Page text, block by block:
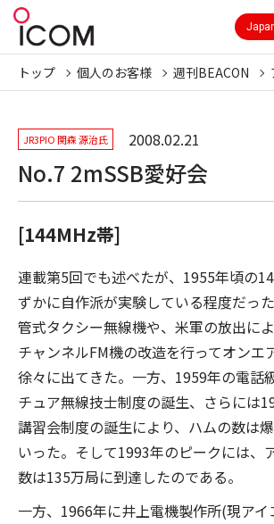
トップ 個人のお客様 週刊BEACON
JR3PIO 関森 源治氏 2008.02.21
No.7 2mSSB愛好会
[144MHz帯]
連載第5回でも述べたが、1955年頃の
ずかに自作派が実験している程度だっ
管式タクシー無線機や、米軍の放出に
チャンネルFM機の改造を行ってオンエ
徐々に出てきた。一方、1959年の電話
チュア無線技士制度の誕生、さらには
講習会制度の誕生により、ハムの数は
いった。そして1993年のピークには、
数は135万局に到達したのである。
一方、1966年に井上電機製作所(現ア